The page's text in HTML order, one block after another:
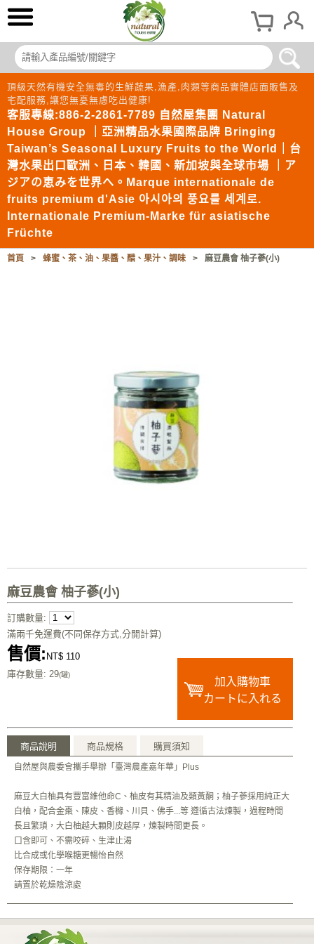
頂級天然有機安全無毒的生鮮蔬果,漁產,肉類等商品實體店面販售及
宅配服務,讓您無憂無慮吃出健康!
客服專線:886-2-2861-7789 自然屋集團 Natural
House Group ｜亞洲精品水果國際品牌 Bringing
Taiwan’s Seasonal Luxury Fruits to the World｜台
灣水果出口歐洲、日本、韓國、新加坡與全球市場 ｜ア
ジアの恵みを世界へ。Marque internationale de
fruits premium d'Asie 아시아의 풍요를 세계로.
Internationale Premium-Marke für asiatische
Früchte
首頁 > 蜂蜜、茶、油、果醬、醋、果汁、調味 > 麻豆農會 柚子蔘(小)
麻豆農會 柚子蔘(小)
訂購數量:
滿兩千免運費(不同保存方式,分開計算)
售價: NT$ 110
庫存數量: 29(罐)
加入購物車
カートに入れる
商品說明 商品規格 購買須知
自然屋與農委會攜手舉辦「臺灣農產嘉年華」Plus
麻豆大白柚具有豐富維他命C、柚皮有其精油及類黃酮；柚子蔘採用純正大
白柚，配合金棗、陳皮、香櫞、川貝、佛手...等 遵循古法煉製，過程時間
長且繁瑣，大白柚越大顆則皮越厚，煉製時間更長。
口含即可、不需咬碎、生津止渴
比合成或化學喉糖更暢怡自然
保存期限：一年
請置於乾燥陰涼處